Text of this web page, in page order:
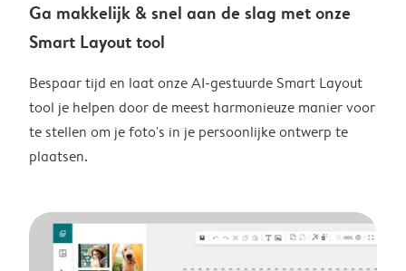
Ga makkelijk & snel aan de slag met onze
Smart Layout tool
Bespaar tijd en laat onze AI-gestuurde Smart Layout
tool je helpen door de meest harmonieuze manier voor
te stellen om je foto's in je persoonlijke ontwerp te
plaatsen.